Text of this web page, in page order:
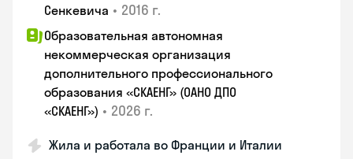
Сенкевича • 2016 г.
Образовательная автономная
некоммерческая организация
дополнительного профессионального
образования «СКАЕНГ» (ОАНО ДПО
«СКАЕНГ») • 2026 г.
Жила и работала во Франции и Италии